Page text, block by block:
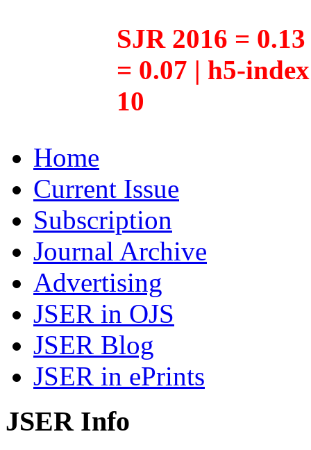
SJR 2016 =
= 0.07 | h5-
10
Home
Current Issue
Subscription
Journal Archive
Advertising
JSER in OJS
JSER Blog
JSER in ePrints
JSER Info